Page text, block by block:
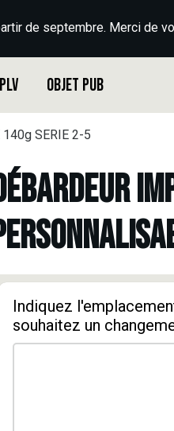
de septembre. Merci de
Objet Pub
SERIE 2-5
Indiquez
souhaitez un